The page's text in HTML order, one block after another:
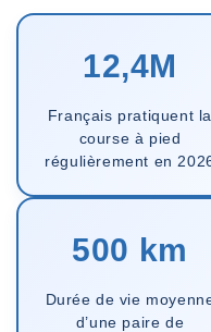
12,4M
Français pratiquent la
course à pied
régulièrement en
500 km
Durée de vie
d’une paire de